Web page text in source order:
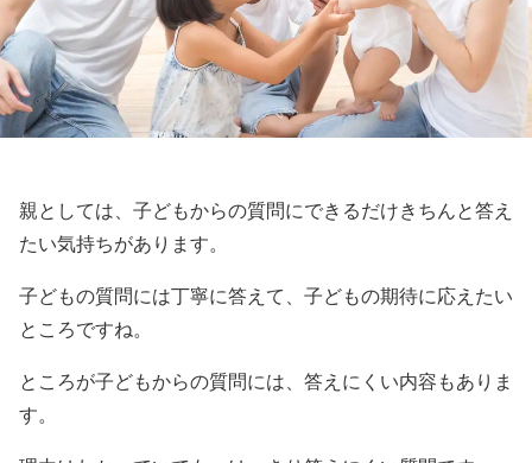
親としては、子どもからの質問にできるだけきちんと答え
たい気持ちがあります。
子どもの質問には丁寧に答えて、子どもの期待に応えたい
ところですね。
ところが子どもからの質問には、答えにくい内容もありま
す。